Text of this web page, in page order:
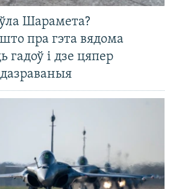
Шарамета?
пра гэта вядома
гадоў і дзе цяпер